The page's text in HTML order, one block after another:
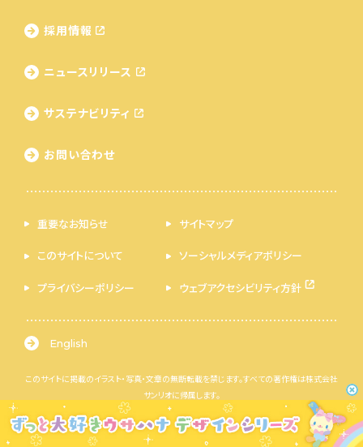
採用情報
ニュースリリース
サステナビリティ
お問い合わせ
重要なお知らせ サイトマップ
このサイトについて ソーシャルメディアポリシー
プライバシーポリシー ウェブアクセシビリティ方針
English
このサイトに掲載のイラスト・写真・文章の無断転載を禁じます。すべての著作権は株式会社
サンリオに帰属します。
© 2026 SANRIO CO., LTD. 著作 株式会社サンリオ